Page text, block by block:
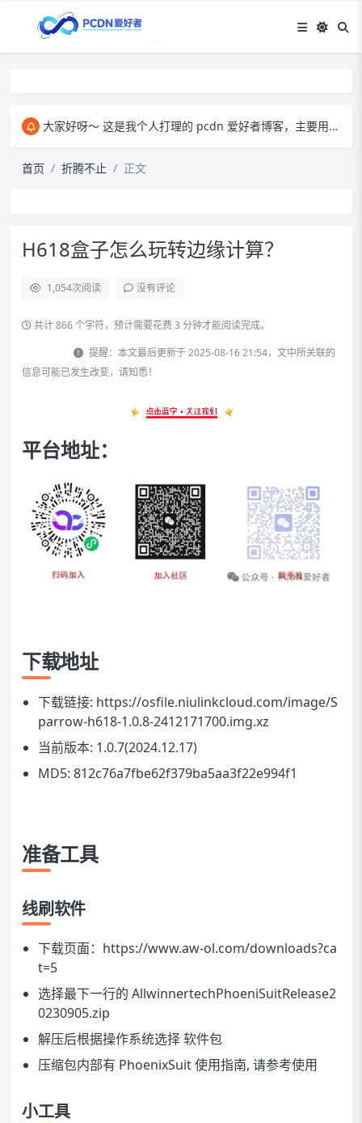
大家好呀～ 这是我个人打理的 pcdn 爱好者博客，主要用来和大家交流 pcdn 相关的心得。​ 在这里，我会分享自己玩 pcdn 的经验、实用技巧，也会放一些收集到的资源。大家有啥想法、问题都能来这儿聊，一起琢磨怎么把 pcdn 玩得更顺～
首页 折腾不止 正文
H618盒子怎么玩转边缘计算？
1,054次阅读 没有评论
共计 866 个字符，预计需要花费 3 分钟才能阅读完成。
提醒：本文最后更新于 2025-08-16 21:54，文中所关联的
信息可能已发生改变，请知悉！
平台地址：
下载地址
下载链接: https://osfile.niulinkcloud.com/image/S
parrow-h618-1.0.8-2412171700.img.xz
当前版本: 1.0.7(2024.12.17)
MD5: 812c76a7fbe62f379ba5aa3f22e994f1
准备工具
线刷软件
下载页面： https://www.aw-ol.com/downloads?ca
t=5
选择最下一行的 AllwinnertechPhoeniSuitRelease2
0230905.zip
解压后根据操作系统选择 软件包
压缩包内部有 PhoenixSuit 使用指南, 请参考使用
小工具